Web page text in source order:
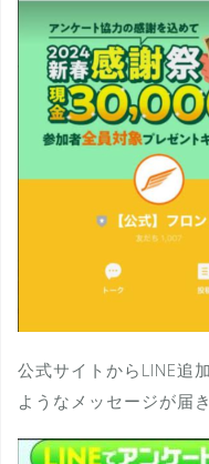
公式サイトからLINE追
ようなメッセージが届き